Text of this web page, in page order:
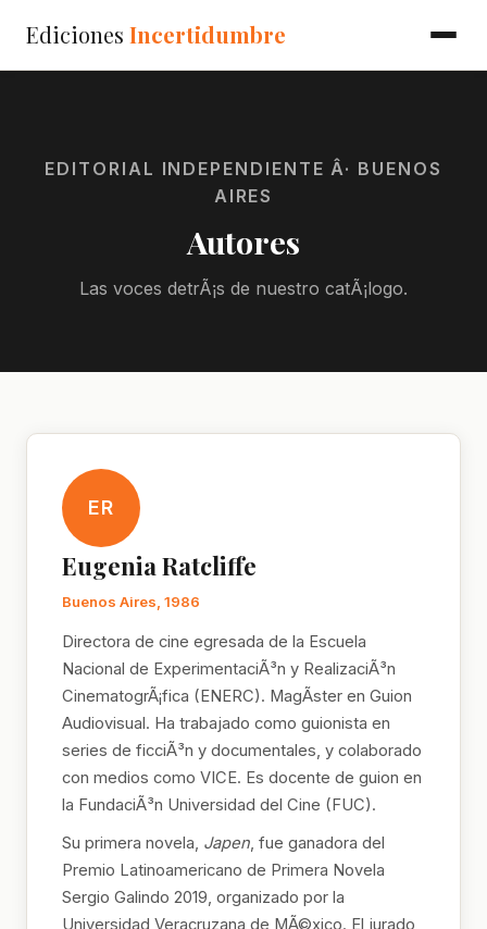
Ediciones Incertidumbre
EDITORIAL INDEPENDIENTE Â· BUENOS
AIRES
Autores
Las voces detrÃ¡s de nuestro catÃ¡logo.
ER
Eugenia Ratcliffe
Buenos Aires, 1986
Directora de cine egresada de la Escuela
Nacional de ExperimentaciÃ³n y RealizaciÃ³n
CinematogrÃ¡fica (ENERC). MagÃ­ster en Guion
Audiovisual. Ha trabajado como guionista en
series de ficciÃ³n y documentales, y colaborado
con medios como VICE. Es docente de guion en
la FundaciÃ³n Universidad del Cine (FUC).
Su primera novela, Japen, fue ganadora del
Premio Latinoamericano de Primera Novela
Sergio Galindo 2019, organizado por la
Universidad Veracruzana de MÃ©xico. El jurado